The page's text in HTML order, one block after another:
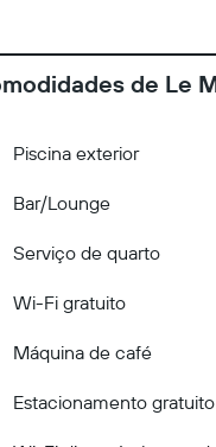
de Le
Piscina exterior
Bar/Lounge
Serviço de quarto
Wi-Fi gratuito
Máquina de café
Estacionamento gratuito